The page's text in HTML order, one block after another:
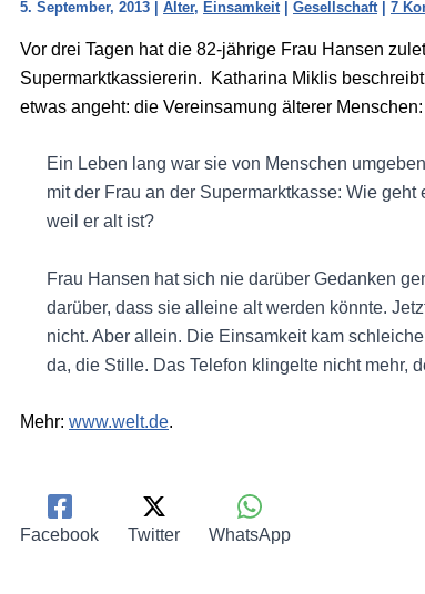
5. September, 2013 | Alter, Einsamkeit | Gesellschaft | 7
Vor drei Tagen hat die 82-jährige Frau Hansen
Supermarktkassiererin. Katharina Miklis
etwas angeht: die Vereinsamung älterer Menschen:
Ein Leben lang war sie von Menschen
mit der Frau an der Supermarktkasse: Wie
weil er alt ist?
Frau Hansen hat sich nie darüber Gedanken
darüber, dass sie alleine alt werden könnte.
nicht. Aber allein. Die Einsamkeit kam
da, die Stille. Das Telefon klingelte nicht mehr,
Mehr: www.welt.de.
Facebook Twitter WhatsApp